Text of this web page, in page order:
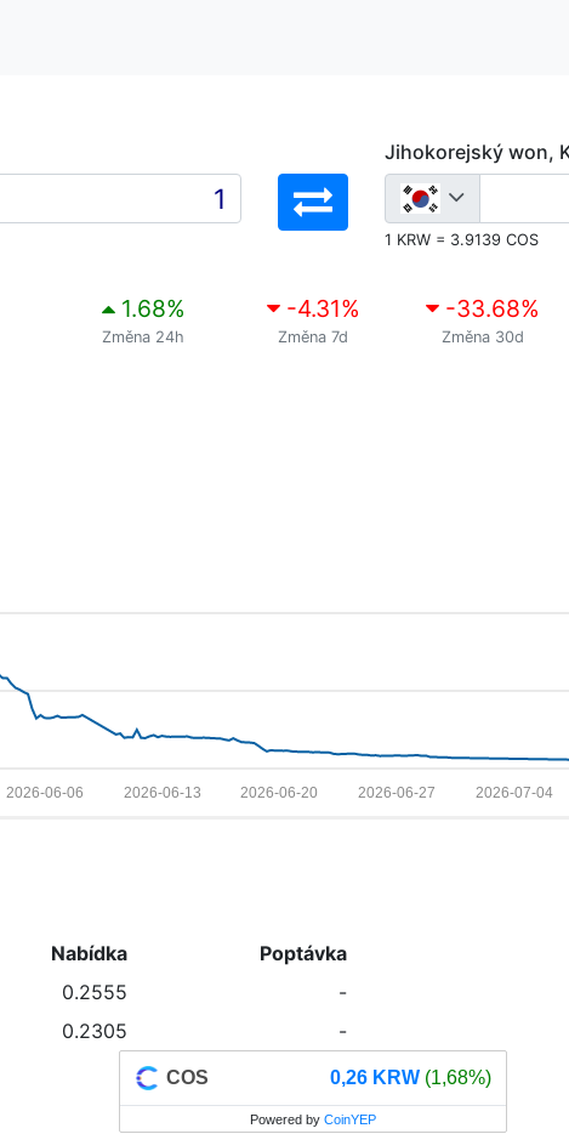
Jihokorejský won,
1 KRW = 3.9139 COS
1.68%
Změna 24h
-4.31%
Změna 7d
-33.68%
Změna 30d
2026-07-04
2026-06-27
2026-06-20
2026-06-13
2026-06-06
Nabídka Poptávka
0.2555 -
0.2305 -
COS 0,26 KRW (1,68%)
Powered by CoinYEP